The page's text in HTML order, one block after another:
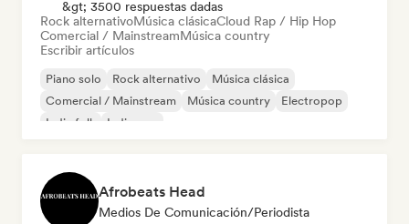
&gt; 3500 respuestas dadas
Rock alternativoMúsica clásicaCloud Rap / Hip Hop
Comercial / MainstreamMúsica country
Escribir artículos
Piano solo Rock alternativo
Música clásica
Comercial / Mainstream
Música country
Electropop
Indie folk
Indie pop
Afrobeats Head
Medios De Comunicación/Periodista